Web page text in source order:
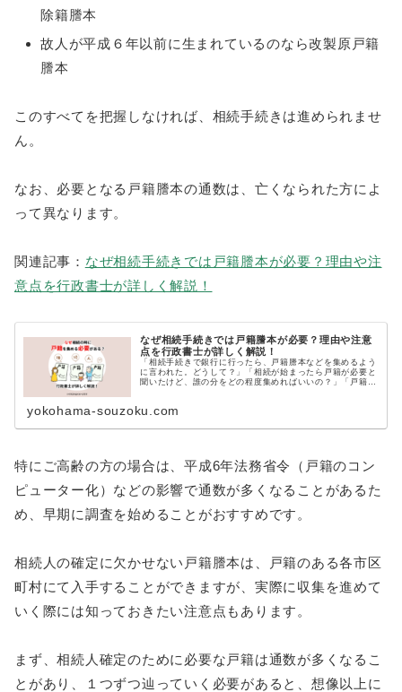
除籍謄本
故人が平成６年以前に生まれているのなら改製原戸籍
謄本
このすべてを把握しなければ、相続手続きは進められませ
ん。
なお、必要となる戸籍謄本の通数は、亡くなられた方によ
って異なります。
関連記事： なぜ相続手続きでは戸籍謄本が必要？理由や注
意点を行政書士が詳しく解説！
なぜ相続手続きでは戸籍謄本が必要？理由や注意
点を行政書士が詳しく解説！
「相続手続きで銀行に行ったら、戸籍謄本などを集めるよう
に言われた。どうして？」「相続が始まったら戸籍が必要と
聞いたけど、誰の分をどの程度集めればいいの？」「戸籍謄
yokohama-souzoku.com
特にご高齢の方の場合は、平成6年法務省令（戸籍のコン
ピューター化）などの影響で通数が多くなることがあるた
め、早期に調査を始めることがおすすめです。
相続人の確定に欠かせない戸籍謄本は、戸籍のある各市区
町村にて入手することができますが、実際に収集を進めて
いく際には知っておきたい注意点もあります。
まず、相続人確定のために必要な戸籍は通数が多くなるこ
とがあり、１つずつ辿っていく必要があると、想像以上に